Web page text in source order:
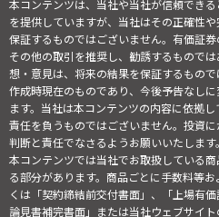
本コンテンツは、当社や当社が信頼でき
を提供していますが、当社はその正確性
保証するものではございません。有価証券
その他の取引を推奨し、勧誘するもので
想・意見は、将来の結果を保証するもの
作成時現在のものであり、今後予告なし
ます。当社は本コンテンツの内容に依拠
責任を負うものではございません。投資
判断と責任でなさるようお願いいたします。
本コンテンツでは当社でお取扱している
る部分があります。商品ごとに手数料等
くは「契約締結前交付書面」、「上場有
論見書補完書面」または当社ウェブサイ